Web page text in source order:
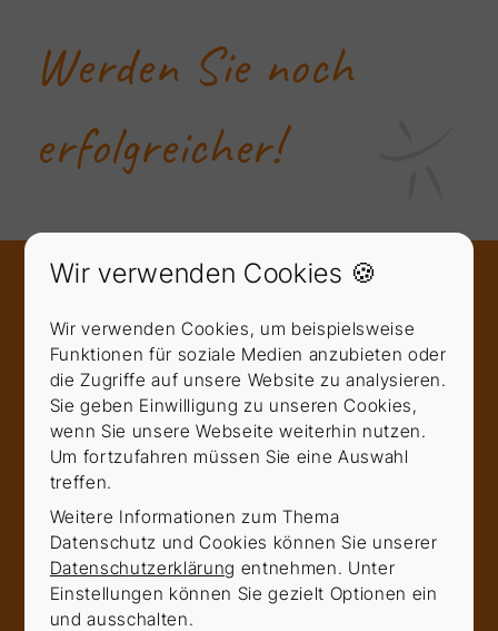
Werden Sie noch
erfolgreicher!
Vertriebstraining für
Stadtwerke: Nachhaltiger
Erfolg mit Insider-Wissen
Erfahren Sie, wie gezielte
Trainingslösungen nachhaltige Erfolge bei
Energieversorgern sichern.
In der dynamischen Welt der Energieversorgung
stehen Stadtwerke vor immer neuen
Herausforderungen. Fortschreitende Digitalisierung
veränderte gesetzliche Rahmenbedingungen und
steigende Kundenerwartungen erfordern effektive
Wir verwenden Cookies 🍪
Wir verwenden Cookies, um beispielsweise
Funktionen für soziale Medien anzubieten oder
die Zugriffe auf unsere Website zu analysieren.
Sie geben Einwilligung zu unseren Cookies,
wenn Sie unsere Webseite weiterhin nutzen.
Um fortzufahren müssen Sie eine Auswahl
treffen.
Weitere Informationen zum Thema
Datenschutz und Cookies können Sie unserer
Datenschutzerklärung entnehmen. Unter
Einstellungen können Sie gezielt Optionen ein
und ausschalten.